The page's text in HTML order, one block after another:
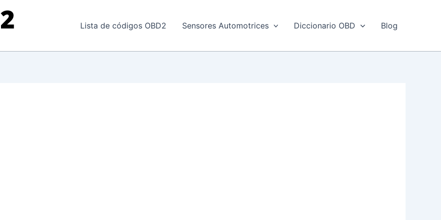
Lista de códigos OBD2 Sensores Automotrices Diccionario OBD Blog